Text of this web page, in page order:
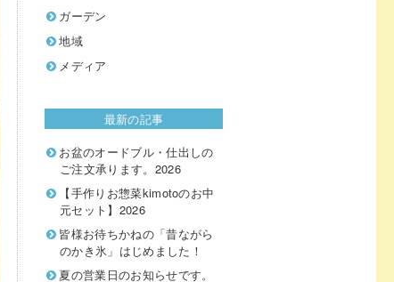
ガーデン
地域
メディア
最新の記事
お盆のオードブル・仕出しの
ご注文承ります。2026
【手作りお惣菜kimotoのお中
元セット】2026
皆様お待ちかねの「昔ながら
のかき氷」はじめました！
夏の営業日のお知らせです。